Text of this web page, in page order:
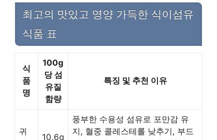
최고의 맛있고 영양 가득한 식이섬유
식품 표
식
품
명
100g
당 섬
유질
함량
특징 및 추천 이유
귀
10.6g
풍부한 수용성 섬유로 포만감 유
지, 혈중 콜레스테롤 낮추기, 부드